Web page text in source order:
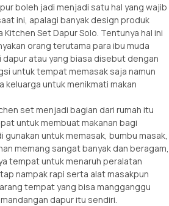
boleh jadi menjadi satu hal yang wajib
ini, apalagi banyak design produk
Kitchen Set Dapur Solo. Tentunya hal ini
orang terutama para ibu muda
dapur atau yang biasa disebut dengan
untuk tempat memasak saja namun
keluarga untuk menikmati makan
set menjadi bagian dari rumah itu
untuk membuat makanan bagi
untuk memasak, bumbu masak,
memang sangat banyak dan beragam,
tempat untuk menaruh peralatan
nampak rapi serta alat masakpun
tempat yang bisa mangganggu
dapur itu sendiri.